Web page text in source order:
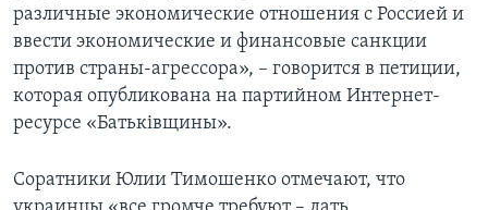
различные экономические отношения с Россией и
ввести экономические и финансовые санкции
против страны-агрессора», – говорится в петиции,
которая опубликована на партийном Интернет-
ресурсе «Батьківщины».
Соратники Юлии Тимошенко отмечают, что